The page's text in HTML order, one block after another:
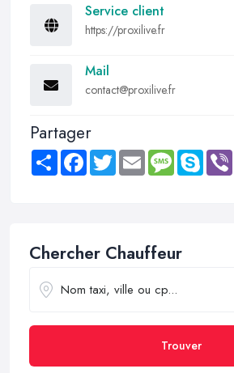
Service client
https://proxilive.fr
Mail
contact@proxilive.fr
Partager
Share FacebookTwitter Email MessageSkype
Chercher Chauffeur
Trouver